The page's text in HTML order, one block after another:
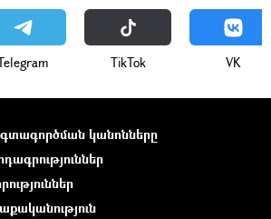
ТikТоk VK
կանոնները